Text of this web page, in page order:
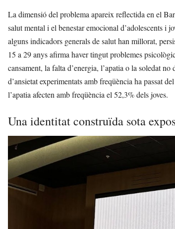
La dimensió del problema apareix reflectida en el
salut mental i el benestar emocional d’adolescents i
alguns indicadors generals de salut han millorat,
15 a 29 anys afirma haver tingut problemes
cansament, la falta d’energia, l’apatia o la soledat
d’ansietat experimentats amb freqüència ha passat
l’apatia afecten amb freqüència el 52,3% dels joves.
Una identitat construïda sota